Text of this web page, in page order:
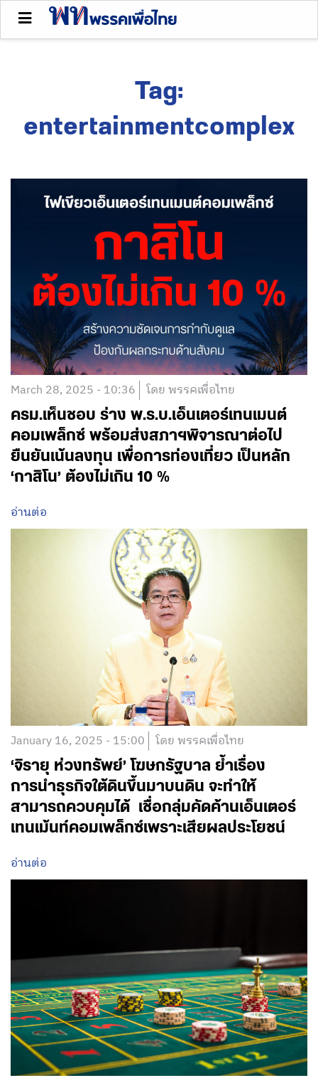
Tag:
entertainmentcomplex
March 28, 2025 - 10:36 โดย พรรคเพื่อไทย
ครม.เห็นชอบ ร่าง พ.ร.บ.เอ็นเตอร์เทนเมนต์
คอมเพล็กซ์ พร้อมส่งสภาฯพิจารณาต่อไป
ยืนยันเน้นลงทุน เพื่อการท่องเที่ยว เป็นหลัก
‘กาสิโน’ ต้องไม่เกิน 10 %
อ่านต่อ
January 16, 2025 - 15:00 โดย พรรคเพื่อไทย
‘จิรายุ ห่วงทรัพย์’ โฆษกรัฐบาล ย้ำเรื่อง
การนำธุรกิจใต้ดินขึ้นมาบนดิน จะทำให้
สามารถควบคุมได้ เชื่อกลุ่มคัดค้านเอ็นเตอร์
เทนเม้นท์คอมเพล็กซ์เพราะเสียผลประโยชน์
อ่านต่อ